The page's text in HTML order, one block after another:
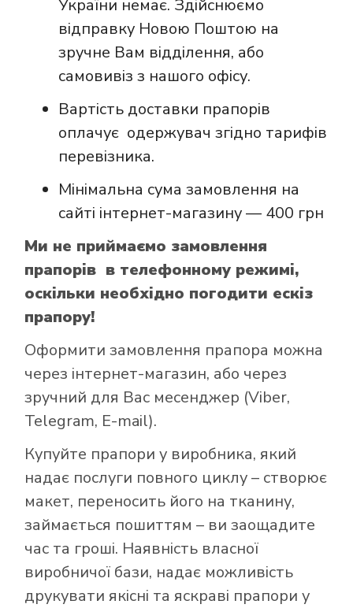
України немає. Здійснюємо
відправку Новою Поштою на
зручне Вам відділення, або
самовивіз з нашого офісу.
Вартість доставки прапорів
оплачує одержувач згідно тарифів
перевізника.
Мінімальна сума замовлення на
сайті інтернет-магазину — 400 грн
Ми не приймаємо замовлення
прапорів в телефонному режимі,
оскільки необхідно погодити ескіз
прапору!
Оформити замовлення прапора можна
через інтернет-магазин, або через
зручний для Вас месенджер (Viber,
Telegram, E-mail).
Купуйте прапори у виробника, який
надає послуги повного циклу – створює
макет, переносить його на тканину,
займається пошиттям – ви заощадите
час та гроші. Наявність власної
виробничої бази, надає можливість
друкувати якісні та яскраві прапори у